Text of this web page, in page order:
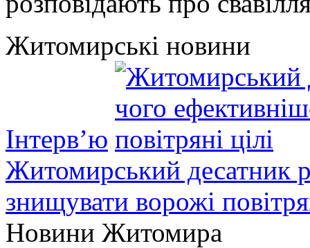
Житомирські новини
Інтерв’ю
Житомирський десатник
знищувати ворожі
Новини Житомира